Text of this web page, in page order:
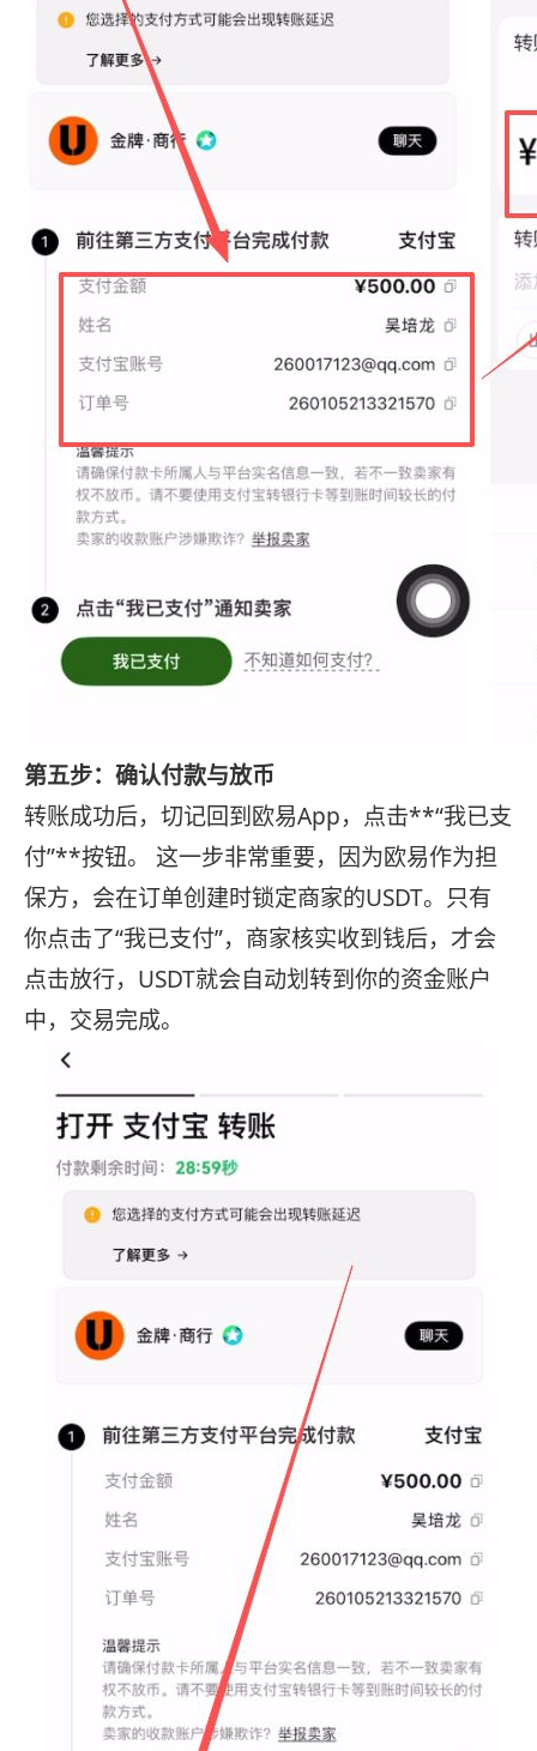
第五步：确认付款与放币
转账成功后，切记回到欧易App，点击**“我已支
付”**按钮。 这一步非常重要，因为欧易作为担
保方，会在订单创建时锁定商家的USDT。只有
你点击了“我已支付”，商家核实收到钱后，才会
点击放行，USDT就会自动划转到你的资金账户
中，交易完成。